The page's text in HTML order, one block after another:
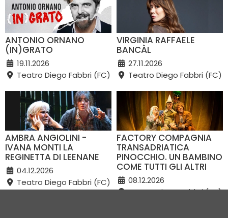
ANTONIO ORNANO
(IN)GRATO
19.11.2026
Teatro Diego Fabbri (FC)
VIRGINIA RAFFAELE
BANCÀL
27.11.2026
Teatro Diego Fabbri (FC)
AMBRA ANGIOLINI -
IVANA MONTI LA
REGINETTA DI LEENANE
04.12.2026
Teatro Diego Fabbri (FC)
FACTORY COMPAGNIA
TRANSADRIATICA
PINOCCHIO. UN BAMBINO
COME TUTTI GLI ALTRI
08.12.2026
Teatro Diego Fabbri (FC)